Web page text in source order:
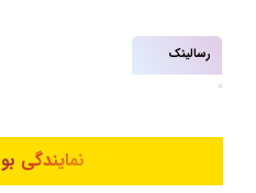
رسالینک
نمایندگی